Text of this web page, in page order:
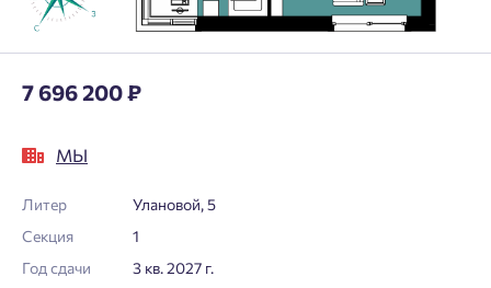
7 696 200 ₽
МЫ
Литер
Улановой, 5
Секция
1
Год сдачи
3 кв. 2027 г.